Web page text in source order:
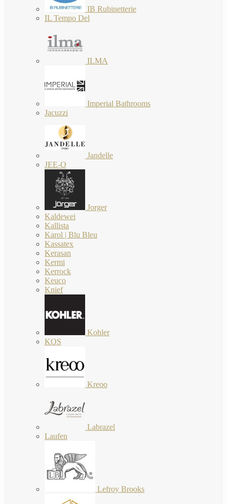
IB Rubinetterie
IL Tempo Del
ILMA
Imperial Bathrooms
Jacuzzi
Jandelle
JEE-O
Jorger
Kaldewei
Kallista
Karol | Blu Bleu
Kassatex
Kerasan
Kermi
Kerrock
Keuco
Knief
Kohler
KOS
Kreoo
Labrazel
Laufen
Lefroy Brooks